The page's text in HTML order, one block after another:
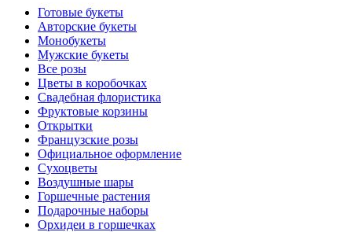
Готовые букеты
Авторские букеты
Монобукеты
Мужские букеты
Все розы
Цветы в коробочках
Свадебная флористика
Фруктовые корзины
Открытки
Французские розы
Официальное оформление
Сухоцветы
Воздушные шары
Горшечные растения
Подарочные наборы
Орхидеи в горшечках